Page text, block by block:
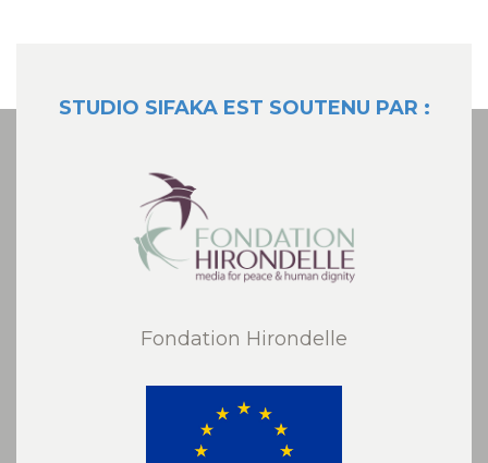
STUDIO SIFAKA EST SOUTENU PAR :
Fondation Hirondelle